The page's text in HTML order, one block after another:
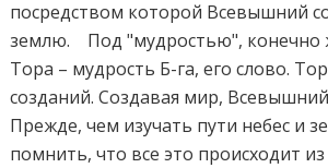
посредством которой Всевышний
землю. Под "мудростью", конечно
Тора – мудрость Б-га, его слово.
созданий. Создавая мир,
Прежде, чем изучать пути небес и
помнить, что все это происходит